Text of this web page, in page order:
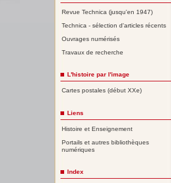
Revue Technica (jusqu'en 1947)
Technica - sélection d'articles récents
Ouvrages numérisés
Travaux de recherche
L'histoire par l'image
Cartes postales (début XXe)
Liens
Histoire et Enseignement
Portails et autres bibliothèques
numériques
Index